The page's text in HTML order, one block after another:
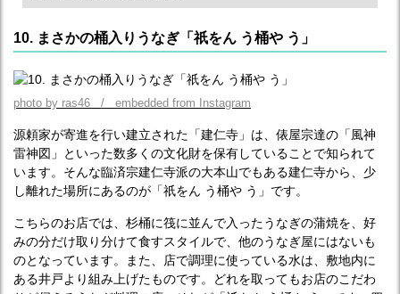
10. まさかの桶入りうなぎ「祇をん う桶や う」
photo by ras46 / embedded from Instagram
源頼家が寄進を行い建立された「建仁寺」は、俵屋宗達の「風神
雷神図」といった数多くの文化財を保有していることで知られて
います。そんな臨済宗建仁寺派の大本山でもある建仁寺から、少
し離れた場所にあるのが「祇をん う桶や う」です。
こちらのお店では、杉桶に筏に並んで入ったうなぎの蒲焼を、好
みの分だけ取り分けて食すスタイルで、他のうなぎ屋にはないも
のとなっています。また、店で調理に使っている水は、敷地内に
ある井戸より組み上げたものです。どれを取ってもお店のこだわ